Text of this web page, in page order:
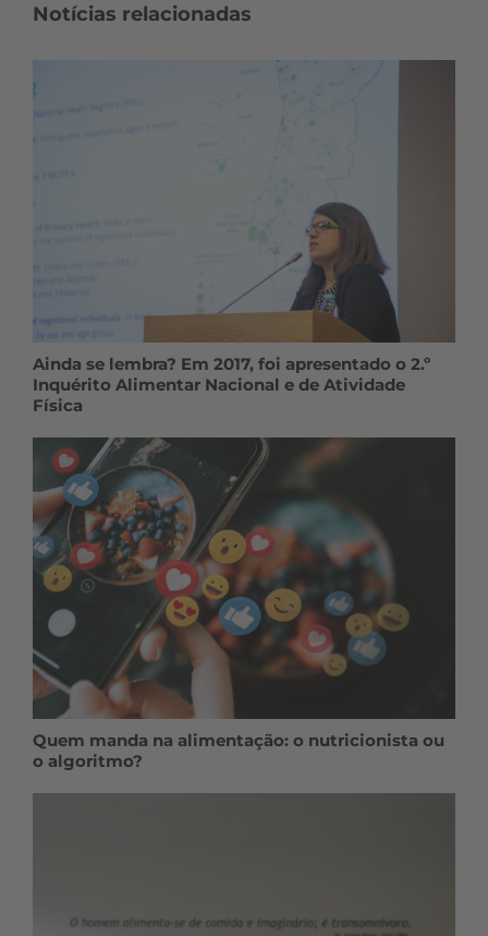
Notícias relacionadas
Ainda se lembra? Em 2017, foi apresentado o 2.º
Inquérito Alimentar Nacional e de Atividade
Física
Quem manda na alimentação: o nutricionista ou
o algoritmo?